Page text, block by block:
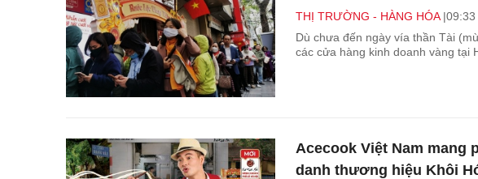
THỊ TRƯỜNG - HÀNG HÓA 09:33
Dù chưa đến ngày vía thần Tài
các cửa hàng kinh doanh vàng tại
Acecook Việt Nam
danh thương hiệu Khôi